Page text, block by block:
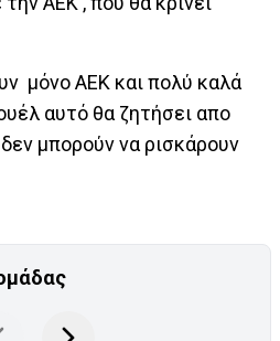
μόνο ΑΕΚ και πολύ καλά
αυτό θα ζητήσει απο
μπορούν να ρισκάρουν